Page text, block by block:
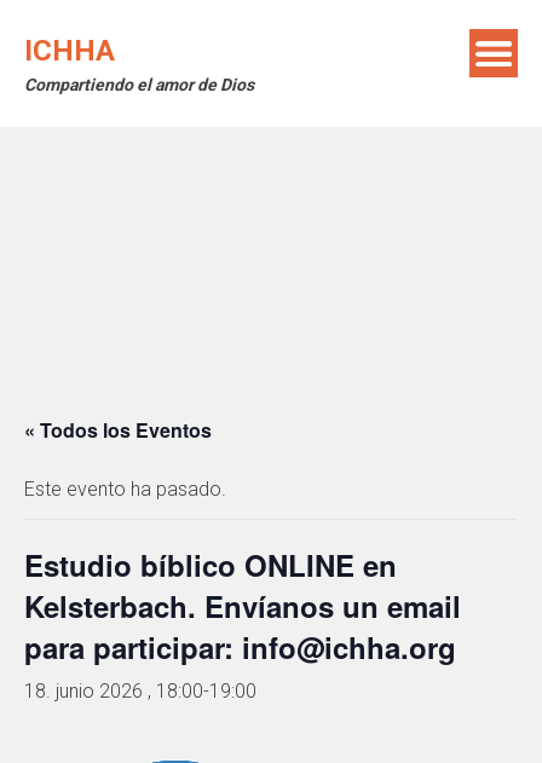
ICHHA
Compartiendo el amor de Dios
« Todos los Eventos
Este evento ha pasado.
Estudio bíblico ONLINE en
Kelsterbach. Envíanos un email
para participar: info@ichha.org
18. junio 2026 , 18:00-19:00